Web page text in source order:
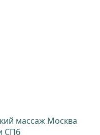
массаж Москва
СПб